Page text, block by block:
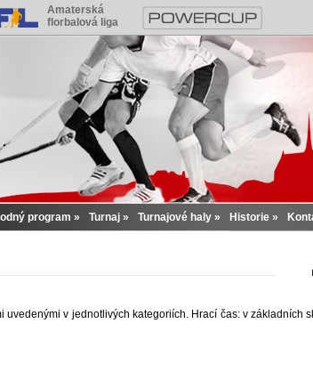
Amaterská
florbalová liga
program Turnaj Turnajové haly Historie
uvedenými v jednotlivých kategoriích. Hrací čas: v základních